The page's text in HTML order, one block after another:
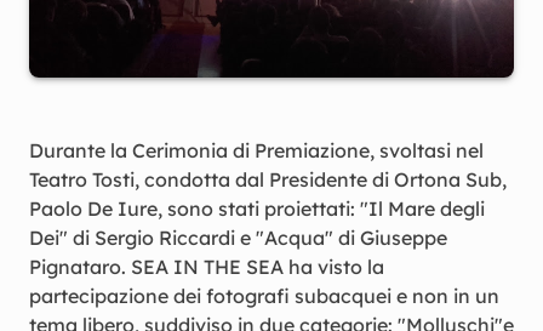
Durante la Cerimonia di Premiazione, svoltasi nel
Teatro Tosti, condotta dal Presidente di Ortona Sub,
Paolo De Iure, sono stati proiettati: "Il Mare degli
Dei" di Sergio Riccardi e "Acqua" di Giuseppe
Pignataro. SEA IN THE SEA ha visto la
partecipazione dei fotografi subacquei e non in un
tema libero, suddiviso in due categorie: "Molluschi"e